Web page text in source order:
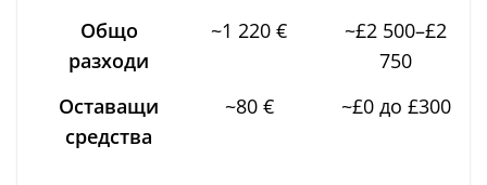
Общо
разходи
~1 220 €
~£2 500–£2
750
Оставащи
средства
~80 € ~£0 до £300